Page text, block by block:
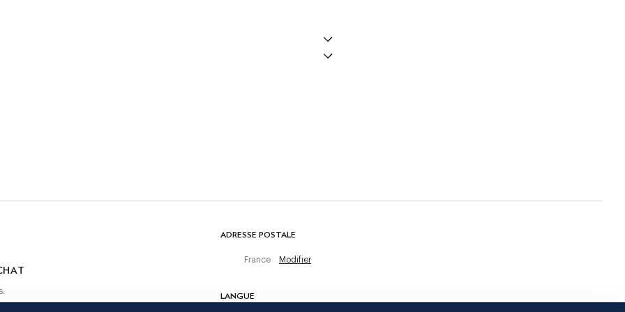
ADRESSE POSTALE
France Modifier
LANGUE